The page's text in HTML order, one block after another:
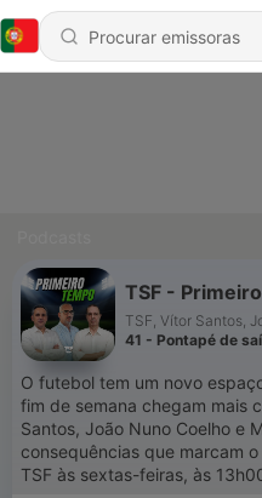
TSF -
TSF, Vítor Santos,
41 - Pontapé de
O futebol tem um novo
fim de semana chegam mais
Santos, João Nuno Coelho e
consequências que marcam
TSF às sextas-feiras, às